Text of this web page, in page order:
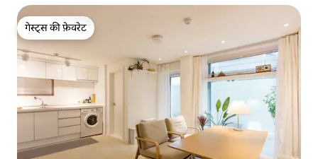
गेस्ट्स की फ़ेवरेट
गेस्ट्स की फ़ेवरेट